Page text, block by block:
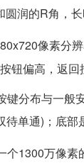
润的R角，长
像素分
钮偏高，返
键分布与一般
单通)；底部
个1300万像